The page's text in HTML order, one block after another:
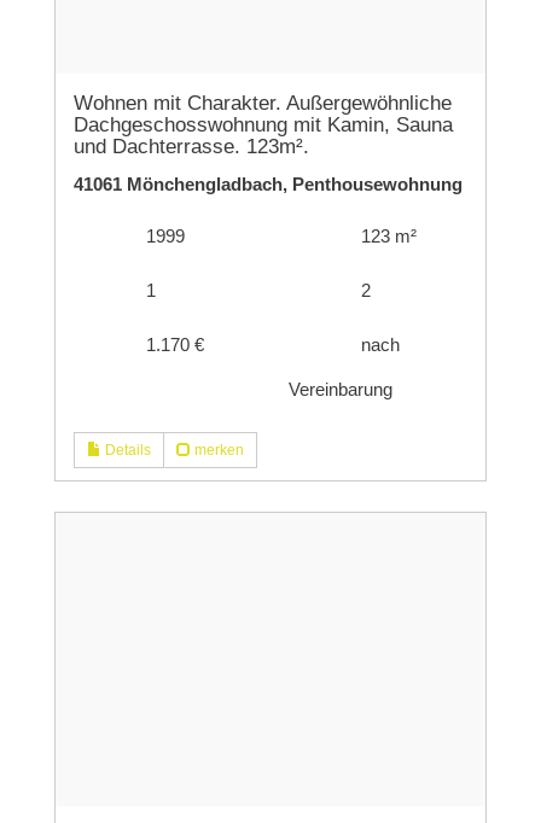
Wohnen mit Charakter. Außergewöhnliche
Dachgeschosswohnung mit Kamin, Sauna
und Dachterrasse. 123m².
41061 Mönchengladbach, Penthousewohnung
1999 123 m²
1 2
1.170 € nach
Vereinbarung
Details merken